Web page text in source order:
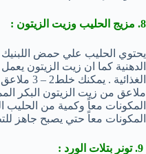
8. مزيج الحليب وزيت الزيتون :
يحتوي الحليب علي حمض اللبنيك
الدهنية كما ان زيت الزيتون
ملاعق من زيت الزيتون البكر
المكونات معاً وكمية من الحليب
المكونات معاً حتي يصبح جاهز